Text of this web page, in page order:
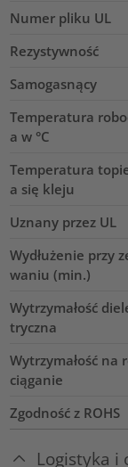
Numer pliku UL
Rezystywność
Samogasnący
Temperatura
a w °C
Temperatura
a się kleju
Uznany przez UL
Wydłużenie przy
waniu (min.)
Wytrzymałość
tryczna
Wytrzymałość na
ciąganie
Zgodność z ROHS
Logistyka i